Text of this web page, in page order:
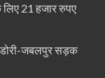
लिए 21 हजार रुपए
जबलपुर सड़क